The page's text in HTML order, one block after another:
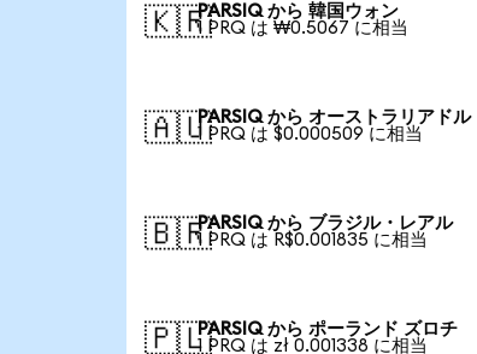
🇰🇷PARSIQ から 韓国ウォン
1 PRQ は ₩0.5067 に相当
🇦🇺PARSIQ から オーストラリアドル
1 PRQ は $0.000509 に相当
🇧🇷PARSIQ から ブラジル・レアル
1 PRQ は R$0.001835 に相当
🇵🇱PARSIQ から ポーランド ズロチ
1 PRQ は zł 0.001338 に相当